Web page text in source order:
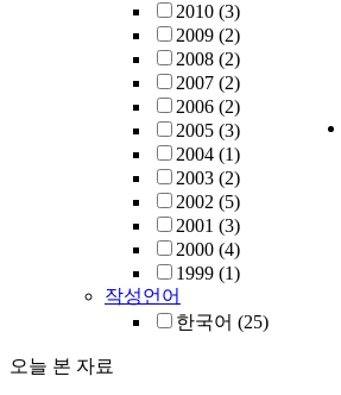
2010 (3)
2009 (2)
2008 (2)
2007 (2)
2006 (2)
2005 (3)
2004 (1)
2003 (2)
2002 (5)
2001 (3)
2000 (4)
1999 (1)
작성언어
한국어 (25)
오늘 본 자료